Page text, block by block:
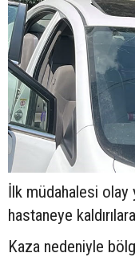
İlk müdahalesi olay
hastaneye
Kaza nedeniyle